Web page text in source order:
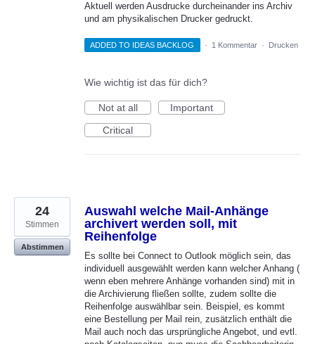
Aktuell werden Ausdrucke durcheinander ins Archiv
und am physikalischen Drucker gedruckt.
ADDED TO IDEAS BACKLOG · 1 Kommentar · Drucken
Wie wichtig ist das für dich?
Not at all
Important
Critical
Auswahl welche Mail-Anhänge
archivert werden soll, mit
Reihenfolge
Es sollte bei Connect to Outlook möglich sein, das
individuell ausgewählt werden kann welcher Anhang (
wenn eben mehrere Anhänge vorhanden sind) mit in
die Archivierung fließen sollte, zudem sollte die
Reihenfolge auswählbar sein. Beispiel, es kommt
eine Bestellung per Mail rein, zusätzlich enthält die
Mail auch noch das ursprüngliche Angebot, und evtl.
24
Stimmen
Abstimmen